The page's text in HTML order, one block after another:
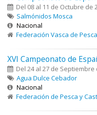
Del 08 al 11 de Octubre de
Salmónidos Mosca
Nacional
Federación Vasca de
XVI Campeonato de
Del 24 al 27 de Septiembre
Agua Dulce Cebador
Nacional
Federación de Pesca y